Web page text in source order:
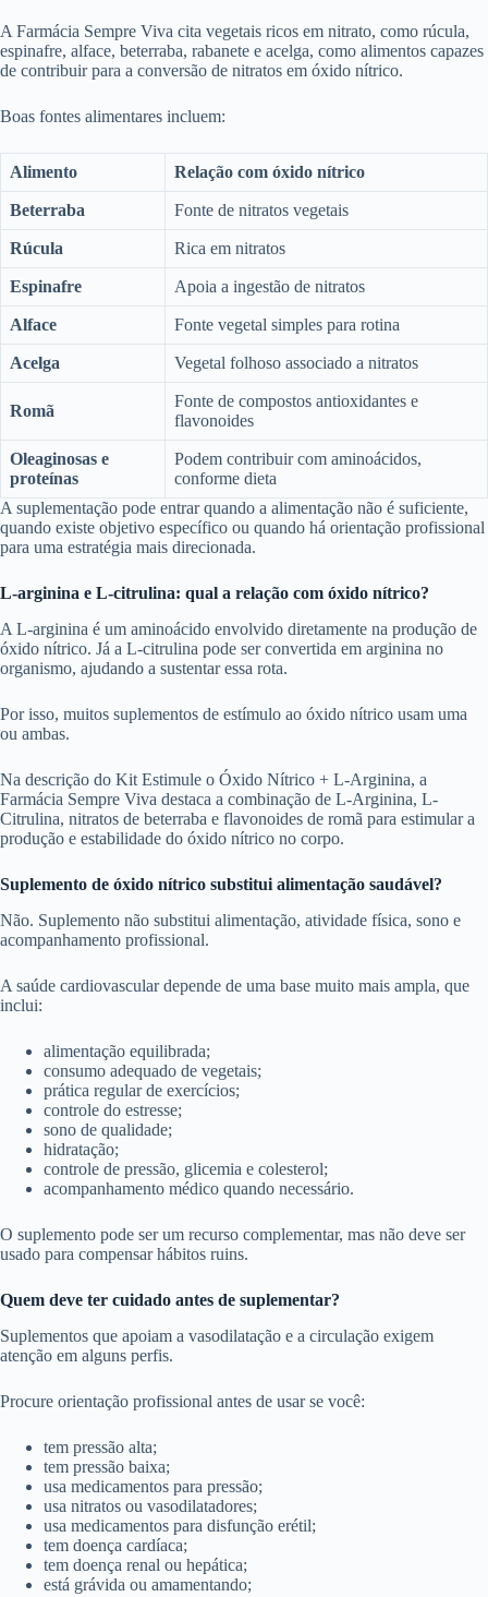
A Farmácia Sempre Viva cita vegetais ricos em nitrato, como rúcula,
espinafre, alface, beterraba, rabanete e acelga, como alimentos capazes
de contribuir para a conversão de nitratos em óxido nítrico.
Boas fontes alimentares incluem:
Alimento Relação com óxido nítrico
Beterraba Fonte de nitratos vegetais
Rúcula Rica em nitratos
Espinafre Apoia a ingestão de nitratos
Alface Fonte vegetal simples para rotina
Acelga Vegetal folhoso associado a nitratos
Romã
Fonte de compostos antioxidantes e
flavonoides
Oleaginosas e
proteínas
Podem contribuir com aminoácidos,
conforme dieta
A suplementação pode entrar quando a alimentação não é suficiente,
quando existe objetivo específico ou quando há orientação profissional
para uma estratégia mais direcionada.
L-arginina e L-citrulina: qual a relação com óxido nítrico?
A L-arginina é um aminoácido envolvido diretamente na produção de
óxido nítrico. Já a L-citrulina pode ser convertida em arginina no
organismo, ajudando a sustentar essa rota.
Por isso, muitos suplementos de estímulo ao óxido nítrico usam uma
ou ambas.
Na descrição do Kit Estimule o Óxido Nítrico + L-Arginina, a
Farmácia Sempre Viva destaca a combinação de L-Arginina, L-
Citrulina, nitratos de beterraba e flavonoides de romã para estimular a
produção e estabilidade do óxido nítrico no corpo.
Suplemento de óxido nítrico substitui alimentação saudável?
Não. Suplemento não substitui alimentação, atividade física, sono e
acompanhamento profissional.
A saúde cardiovascular depende de uma base muito mais ampla, que
inclui:
alimentação equilibrada;
consumo adequado de vegetais;
prática regular de exercícios;
controle do estresse;
sono de qualidade;
hidratação;
controle de pressão, glicemia e colesterol;
acompanhamento médico quando necessário.
O suplemento pode ser um recurso complementar, mas não deve ser
usado para compensar hábitos ruins.
Quem deve ter cuidado antes de suplementar?
Suplementos que apoiam a vasodilatação e a circulação exigem
atenção em alguns perfis.
Procure orientação profissional antes de usar se você:
tem pressão alta;
tem pressão baixa;
usa medicamentos para pressão;
usa nitratos ou vasodilatadores;
usa medicamentos para disfunção erétil;
tem doença cardíaca;
tem doença renal ou hepática;
está grávida ou amamentando;